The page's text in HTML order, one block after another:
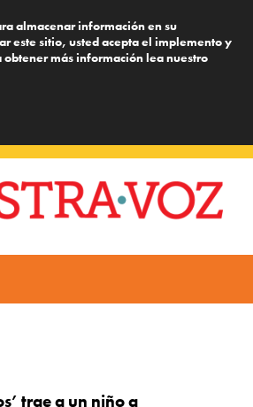
almacenar información en su
este sitio, usted acepta el implemento y
obtener más información lea nuestro
trae a un niño a